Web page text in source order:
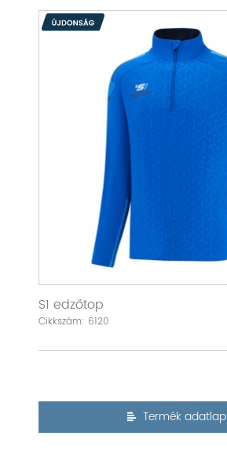
S1 edzőtop
Cikkszám: 6120
Termék adatlap